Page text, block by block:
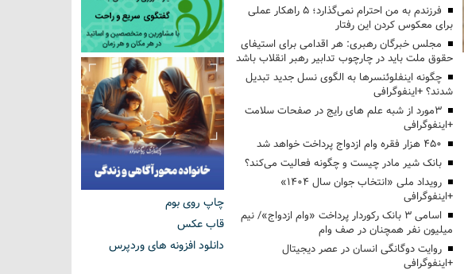
فرزندم به من احترام نمی‌گذارد؛ ۵ راهکار عملی
برای معکوس کردن این رفتار
مجلس خبرگان رهبری: هر اقدامی برای استیفای
حقوق ملت باید در چارچوب تدابیر رهبر انقلاب باشد
چگونه اینفلوئنسرها به الگوی نسل جدید تبدیل
شدند؟ +اینفوگرافی
3مورد از شبه علم های رایج در صفحات سلامت
+اینفوگرافی
۴۵۰ هزار فقره وام ازدواج پرداخت خواهد شد
بانک شیر مادر چیست و چگونه فعالیت می‌کند؟
رویداد ملی «انتخاب جوان سال ۱۴۰۴»
+اینفوگرافی
اسامی ۳ بانک رکوردار پرداخت «وام ازدواج»/ نیم
میلیون نفر همچنان در صف وام
روایت دوگانگی انسان در عصر دیجیتال
+اینفوگرافی
چاپ روی بوم
قاب عکس
دانلود افزونه های وردپرس